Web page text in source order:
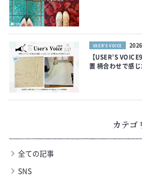
USER’S VOICE
【USER’S
置 柄合わせで感
カテゴ
全ての記事
SNS